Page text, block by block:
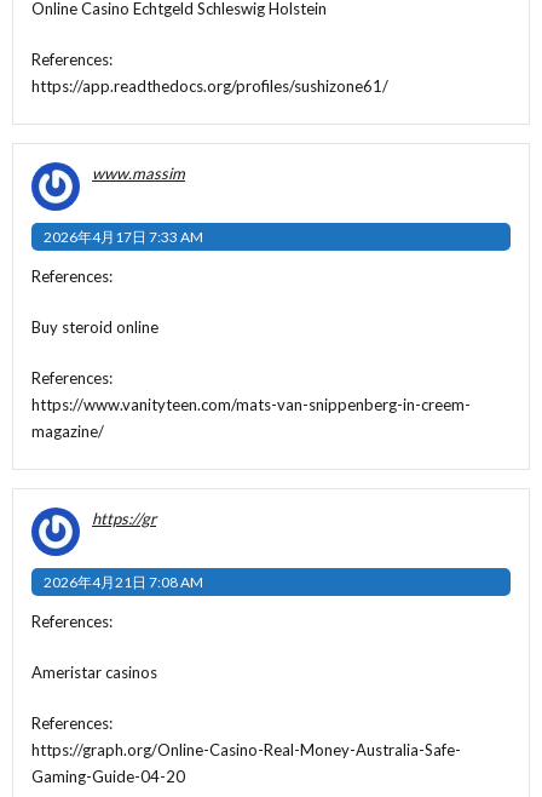
Online Casino Echtgeld Schleswig Holstein
References:
https://app.readthedocs.org/profiles/sushizone61/
www.massim
2026年4月17日 7:33 AM
References:
Buy steroid online
References:
https://www.vanityteen.com/mats-van-snippenberg-in-creem-
magazine/
https://gr
2026年4月21日 7:08 AM
References:
Ameristar casinos
References:
https://graph.org/Online-Casino-Real-Money-Australia-Safe-
Gaming-Guide-04-20